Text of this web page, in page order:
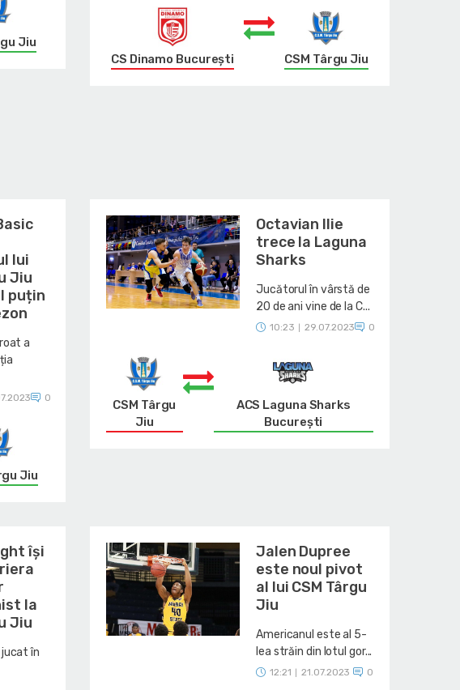
Jiu
CS Dinamo Bucureşti CSM Târgu Jiu
lui
Jiu
puțin
a
0
Jiu
Octavian Ilie
trece la Laguna
Sharks
Jucătorul în vârstă de
20 de ani vine de la C...
10:23 29.07.2023 0
CSM Târgu
Jiu
ACS Laguna Sharks
București
își
la
Jiu
în
Jalen Dupree
este noul pivot
al lui CSM Târgu
Jiu
Americanul este al 5-
lea străin din lotul gor...
12:21 21.07.2023 0